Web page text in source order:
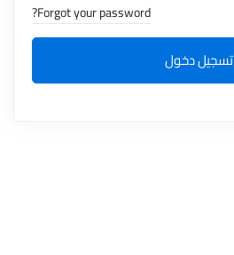
Forgot your password?
تسجيل دخول